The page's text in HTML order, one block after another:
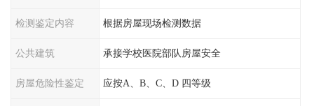
检测鉴定内容 根据房屋现场检测数据
公共建筑 承接学校医院部队房屋安全
房屋危险性鉴定 应按A、B、C、D 四等级